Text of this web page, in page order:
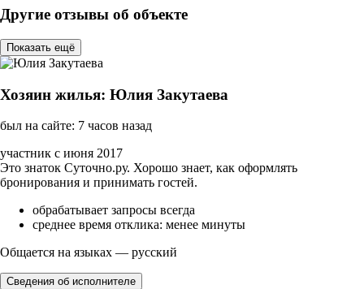
Другие отзывы об объекте
Показать ещё
Хозяин жилья: Юлия Закутаева
был на сайте: 7 часов назад
участник с июня 2017
Это знаток Суточно.ру. Хорошо знает, как оформлять
бронирования и принимать гостей.
обрабатывает запросы всегда
среднее время отклика: менее минуты
Общается на языках — русский
Сведения об исполнителе